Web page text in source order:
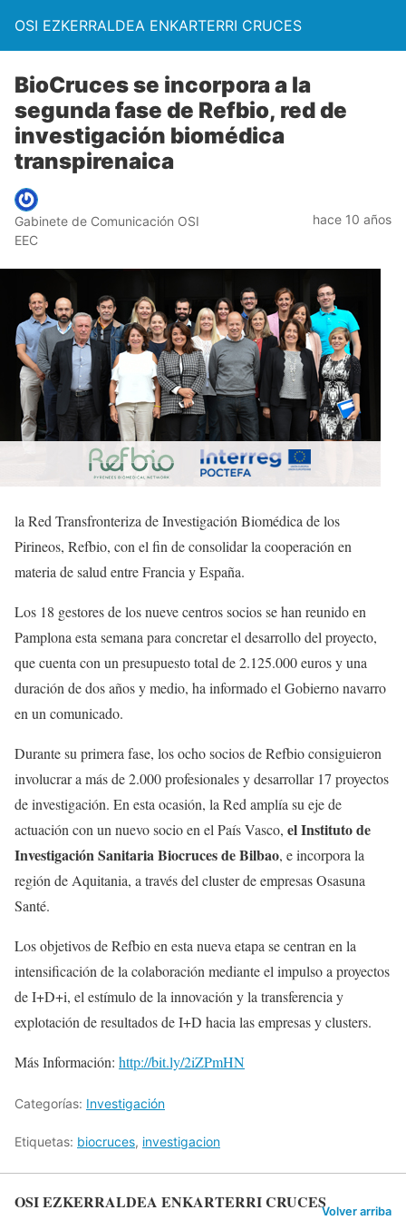
OSI EZKERRALDEA ENKARTERRI CRUCES
BioCruces se incorpora a la
segunda fase de Refbio, red de
investigación biomédica
transpirenaica
Gabinete de Comunicación OSI
EEC
hace 10 años
la Red Transfronteriza de Investigación Biomédica de los
Pirineos, Refbio, con el fin de consolidar la cooperación en
materia de salud entre Francia y España.
Los 18 gestores de los nueve centros socios se han reunido en
Pamplona esta semana para concretar el desarrollo del proyecto,
que cuenta con un presupuesto total de 2.125.000 euros y una
duración de dos años y medio, ha informado el Gobierno navarro
en un comunicado.
Durante su primera fase, los ocho socios de Refbio consiguieron
involucrar a más de 2.000 profesionales y desarrollar 17 proyectos
de investigación. En esta ocasión, la Red amplía su eje de
actuación con un nuevo socio en el País Vasco, el Instituto de
Investigación Sanitaria Biocruces de Bilbao, e incorpora la
región de Aquitania, a través del cluster de empresas Osasuna
Santé.
Los objetivos de Refbio en esta nueva etapa se centran en la
intensificación de la colaboración mediante el impulso a proyectos
de I+D+i, el estímulo de la innovación y la transferencia y
explotación de resultados de I+D hacia las empresas y clusters.
Más Información: http://bit.ly/2iZPmHN
Categorías: Investigación
Etiquetas: biocruces, investigacion
OSI EZKERRALDEA ENKARTERRI CRUCESVolver arriba